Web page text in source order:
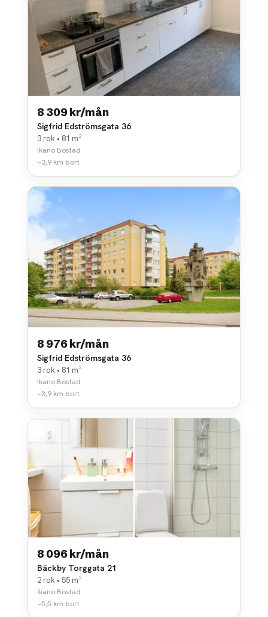
8 309 kr/mån
Sigfrid Edströmsgata 36
3 rok • 81 m²
Ikano Bostad
~3,9 km bort
8 976 kr/mån
Sigfrid Edströmsgata 36
3 rok • 81 m²
Ikano Bostad
~3,9 km bort
8 096 kr/mån
Bäckby Torggata 21
2 rok • 55 m²
Ikano Bostad
~5,5 km bort